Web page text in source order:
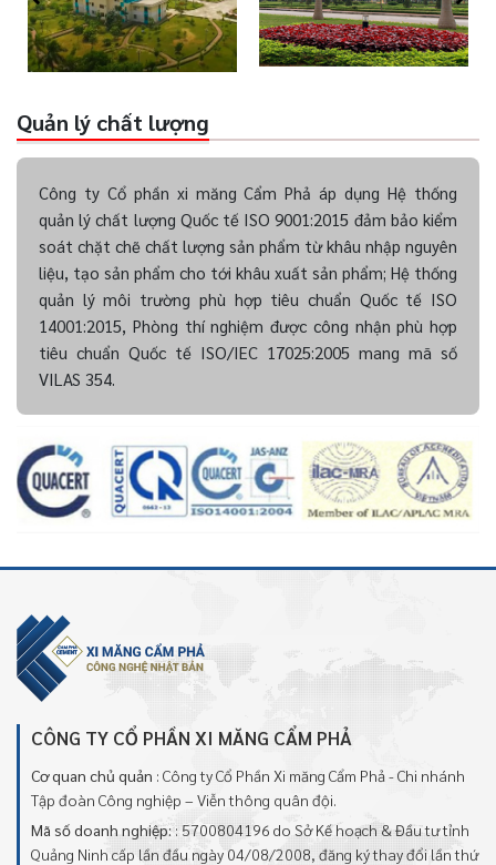
Quản lý chất lượng
Công ty Cổ phần xi măng Cẩm Phả áp dụng Hệ thống
quản lý chất lượng Quốc tế ISO 9001:2015 đảm bảo kiểm
soát chặt chẽ chất lượng sản phẩm từ khâu nhập nguyên
liệu, tạo sản phẩm cho tới khâu xuất sản phẩm; Hệ thống
quản lý môi trường phù hợp tiêu chuẩn Quốc tế ISO
14001:2015, Phòng thí nghiệm được công nhận phù hợp
tiêu chuẩn Quốc tế ISO/IEC 17025:2005 mang mã số
VILAS 354.
CÔNG TY CỔ PHẦN XI MĂNG CẨM PHẢ
Cơ quan chủ quản : Công ty Cổ Phần Xi măng Cẩm Phả - Chi nhánh
Tập đoàn Công nghiệp – Viễn thông quân đội.
Mã số doanh nghiệp: : 5700804196 do Sở Kế hoạch & Đầu tư tỉnh
Quảng Ninh cấp lần đầu ngày 04/08/2008, đăng ký thay đổi lần thứ